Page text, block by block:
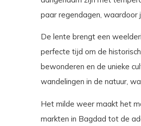
paar regendagen, waardoor
De lente brengt een
perfecte tijd om de
bewonderen en de unieke
wandelingen in de natuur,
Het milde weer maakt het
markten in Bagdad tot de